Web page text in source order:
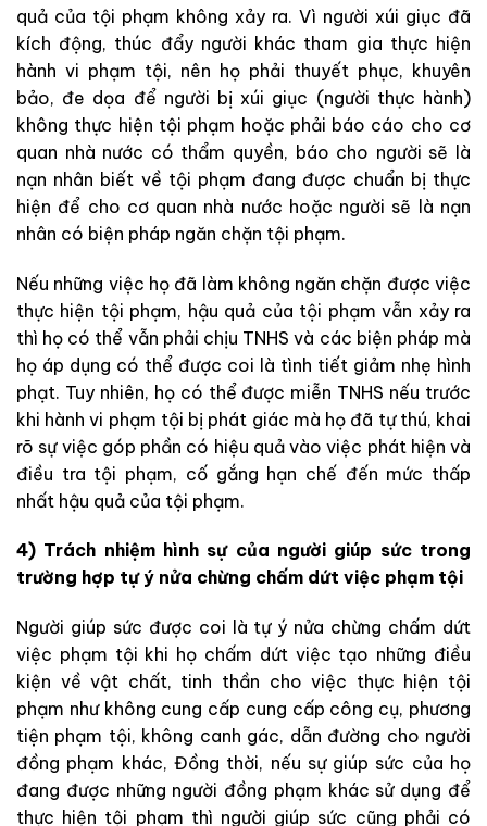
quả của tội phạm không xảy ra. Vì người xúi giục đã
kích động, thúc đẩy người khác tham gia thực hiện
hành vi phạm tội, nên họ phải thuyết phục, khuyên
bảo, đe dọa để người bị xúi giục (người thực hành)
không thực hiện tội phạm hoặc phải báo cáo cho cơ
quan nhà nước có thẩm quyền, báo cho người sẽ là
nạn nhân biết về tội phạm đang được chuẩn bị thực
hiện để cho cơ quan nhà nước hoặc người sẽ là nạn
nhân có biện pháp ngăn chặn tội phạm.
Nếu những việc họ đã làm không ngăn chặn được việc
thực hiện tội phạm, hậu quả của tội phạm vẫn xảy ra
thì họ có thể vẫn phải chịu TNHS và các biện pháp mà
họ áp dụng có thể được coi là tình tiết giảm nhẹ hình
phạt. Tuy nhiên, họ có thể được miễn TNHS nếu trước
khi hành vi phạm tội bị phát giác mà họ đã tự thú, khai
rõ sự việc góp phần có hiệu quả vào việc phát hiện và
điều tra tội phạm, cố gắng hạn chế đến mức thấp
nhất hậu quả của tội phạm.
4) Trách nhiệm hình sự của người giúp sức trong
trường hợp tự ý nửa chừng chấm dứt việc phạm tội
Người giúp sức được coi là tự ý nửa chừng chấm dứt
việc phạm tội khi họ chấm dứt việc tạo những điều
kiện về vật chất, tinh thần cho việc thực hiện tội
phạm như không cung cấp cung cấp công cụ, phương
tiện phạm tội, không canh gác, dẫn đường cho người
đồng phạm khác, Đồng thời, nếu sự giúp sức của họ
đang được những người đồng phạm khác sử dụng để
thực hiện tội phạm thì người giúp sức cũng phải có